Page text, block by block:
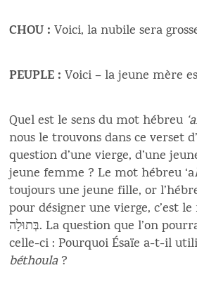
CHOU : Voici, la nubile sera
PEUPLE : Voici – la jeune mère
Quel est le sens du mot hébreu
nous le trouvons dans ce verset
question d’une vierge, d’une
jeune femme ? Le mot hébreu ‘a
toujours une jeune fille, or
pour désigner une vierge, c’est
בְּתוּלָה. La question que l’on pourrait se poser est
celle-ci : Pourquoi Ésaïe a-t-il
béthoula?